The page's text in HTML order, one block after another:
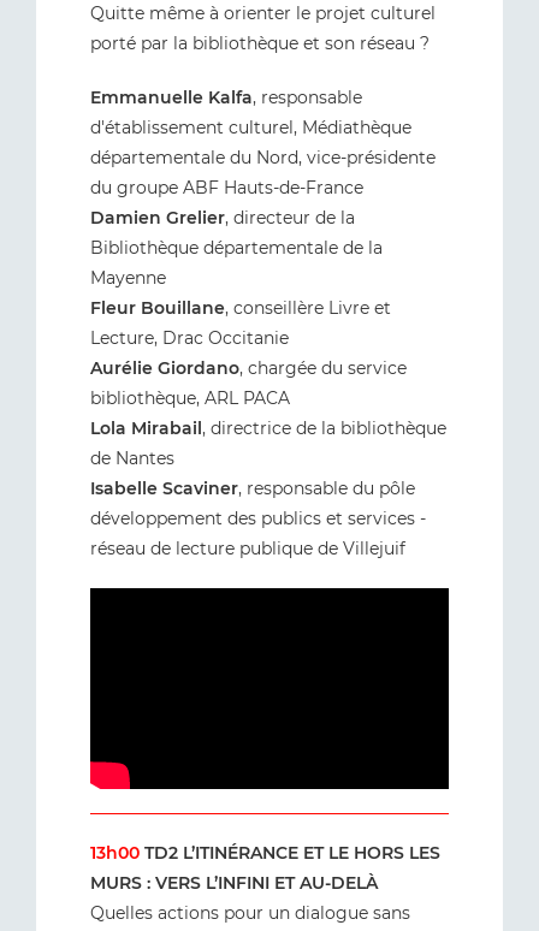
Quitte même à orienter le projet culturel
porté par la bibliothèque et son réseau ?
Emmanuelle Kalfa, responsable
d'établissement culturel, Médiathèque
départementale du Nord, vice-présidente
du groupe ABF Hauts-de-France
Damien Grelier, directeur de la
Bibliothèque départementale de la
Mayenne
Fleur Bouillane, conseillère Livre et
Lecture, Drac Occitanie
Aurélie Giordano, chargée du service
bibliothèque, ARL PACA
Lola Mirabail, directrice de la bibliothèque
de Nantes
Isabelle Scaviner, responsable du pôle
développement des publics et services -
réseau de lecture publique de Villejuif
13h00 TD2 L’ITINÉRANCE ET LE HORS LES
MURS : VERS L’INFINI ET AU-DELÀ
Quelles actions pour un dialogue sans